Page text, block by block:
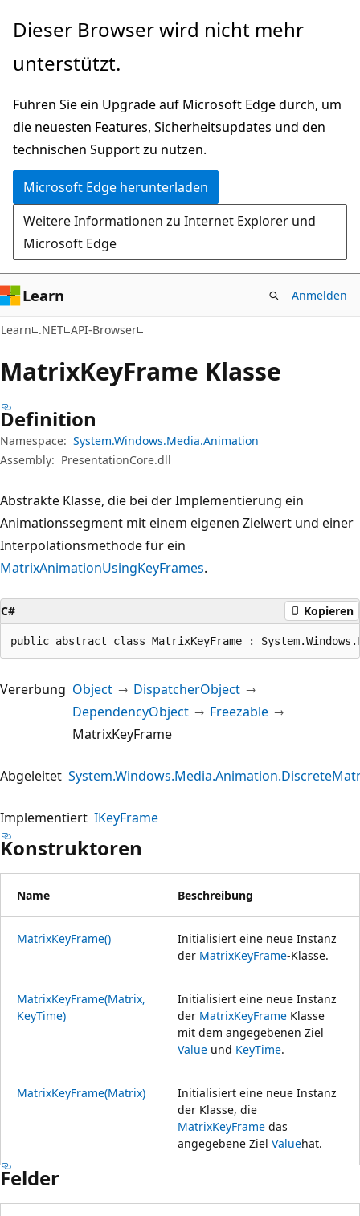
Zu
wechseln
Zur
springen
Dieser Browser wird nicht mehr
unterstützt.
Führen Sie ein Upgrade auf Microsoft Edge durch, um
die neuesten Features, Sicherheitsupdates und den
technischen Support zu nutzen.
Microsoft Edge herunterladen
Weitere Informationen zu Internet Explorer und
Microsoft Edge
Learn Anmelden
Learn .NET API-Browser
MatrixKeyFrame Klasse
Definition
Namespace: System.Windows.Media.Animation
Assembly: PresentationCore.dll
Abstrakte Klasse, die bei der Implementierung ein
Animationssegment mit einem eigenen Zielwert und einer
Interpolationsmethode für ein
MatrixAnimationUsingKeyFrames.
C# Kopieren
public abstract class MatrixKeyFrame :
Vererbung Object
DispatcherObject
DependencyObject
Freezable
MatrixKeyFrame
Abgeleitet
Implementiert IKeyFrame
Konstruktoren
Name Beschreibung
MatrixKeyFrame()
Initialisiert eine neue Instanz
der MatrixKeyFrame-Klasse.
MatrixKeyFrame(Matrix,
KeyTime)
Initialisiert eine neue Instanz
der MatrixKeyFrame Klasse
mit dem angegebenen Ziel
Value und KeyTime.
MatrixKeyFrame(Matrix)
Initialisiert eine neue Instanz
der Klasse, die
MatrixKeyFrame das
angegebene Ziel Valuehat.
Felder